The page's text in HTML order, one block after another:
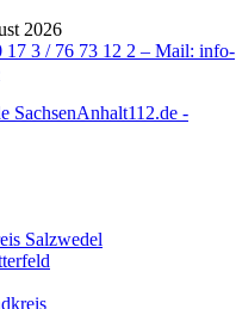
2026
17 3 / 76 73 12 2 – Mail: info-
SachsenAnhalt112.de -
Salzwedel